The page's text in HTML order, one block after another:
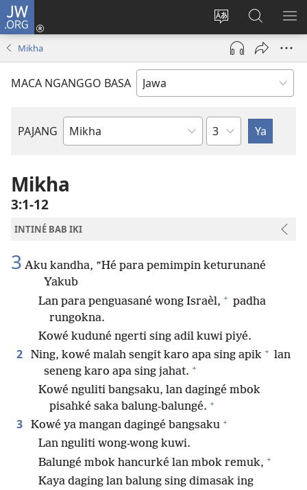
JW.ORG
Ganti
basa
situs
Mlebu
(opens
window)
Golèk
JW.ORG
Mikha
MACA NGANGGO BASA
PAJANG
Buku
Bab
Mikha
3:1-12
INTINÉ BAB IKI
3 Aku kandha, ”Hé para pemimpin keturunané
Yakub
Lan para penguasané wong Israèl, + padha
rungokna.
Kowé kuduné ngerti sing adil kuwi piyé.
2 Ning, kowé malah sengit karo apa sing apik + lan
seneng karo apa sing jahat. +
Kowé nguliti bangsaku, lan dagingé mbok
pisahké saka balung-balungé. +
3 Kowé ya mangan dagingé bangsaku +
Lan nguliti wong-wong kuwi.
Balungé mbok hancurké lan mbok remuk, +
Kaya daging lan balung sing dimasak ing